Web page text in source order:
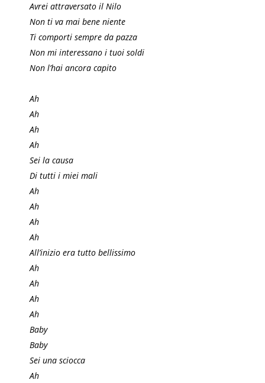
Avrei attraversato il Nilo
Non ti va mai bene niente
Ti comporti sempre da pazza
Non mi interessano i tuoi soldi
Non l’hai ancora capito
Ah
Ah
Ah
Ah
Sei la causa
Di tutti i miei mali
Ah
Ah
Ah
Ah
All’inizio era tutto bellissimo
Ah
Ah
Ah
Ah
Baby
Baby
Sei una sciocca
Ah